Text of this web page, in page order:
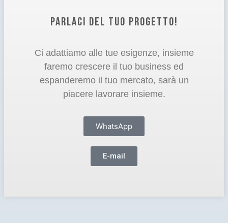
PARLACI DEL TUO PROGETTO!
Ci adattiamo alle tue esigenze, insieme
faremo crescere il tuo business ed
espanderemo il tuo mercato, sarà un
piacere lavorare insieme.
WhatsApp
E-mail